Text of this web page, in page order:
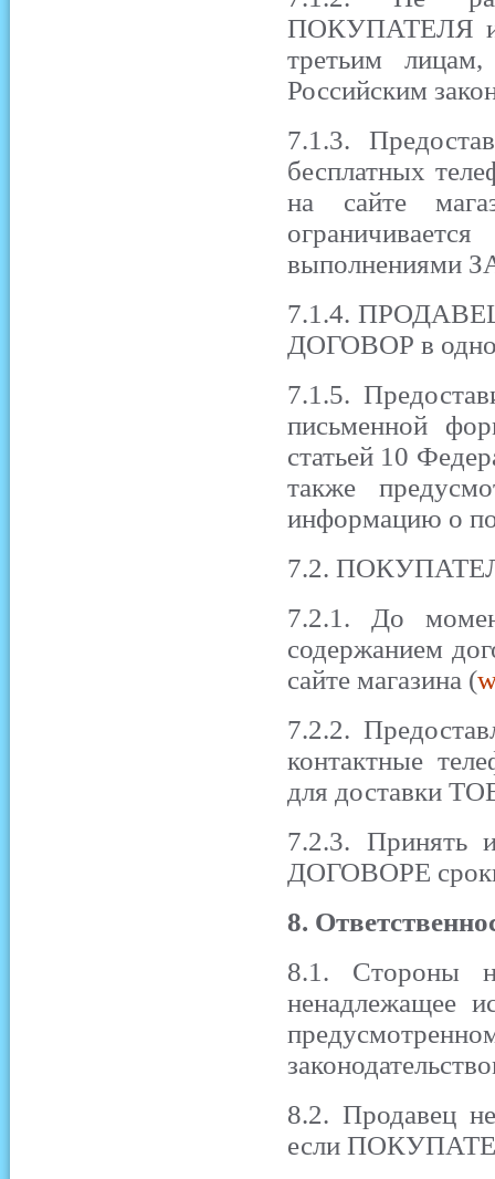
ПОКУПАТЕЛЯ и
третьим
Российским
7.1.3.
бесплатных
на сайте
выполнениями
7.1.4. ПРОДАВЕЦ
ДОГОВОР в
7.1.5.
письменной
статьей 10
также
информацию о
7.2.
7.2.1. До
содержанием
сайте магазина (
7.2.2.
контактные
для доставки
7.2.3. Принять
ДОГОВОРЕ
8.
8.1. Стороны
ненадлежащее
8.2. Продавец
если